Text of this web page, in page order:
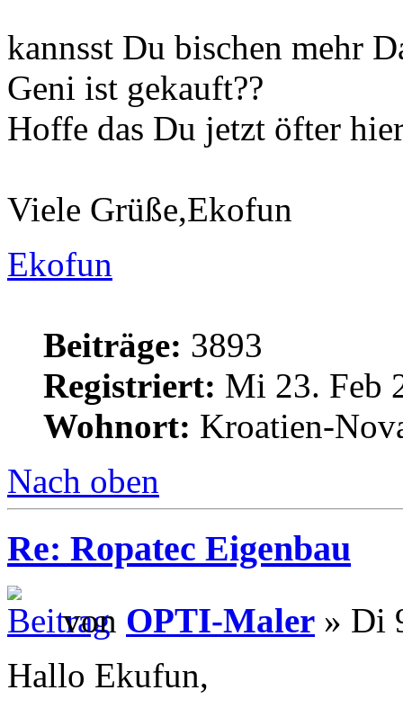
kannsst Du bischen mehr
Geni ist gekauft??
Hoffe das Du jetzt öfter
Viele Grüße,Ekofun
Ekofun
Beiträge: 3893
Registriert: Mi 23. Feb
Wohnort: Kroatien-
Nach oben
Re: Ropatec Eigenbau
von OPTI-Maler » Di
Hallo Ekufun,